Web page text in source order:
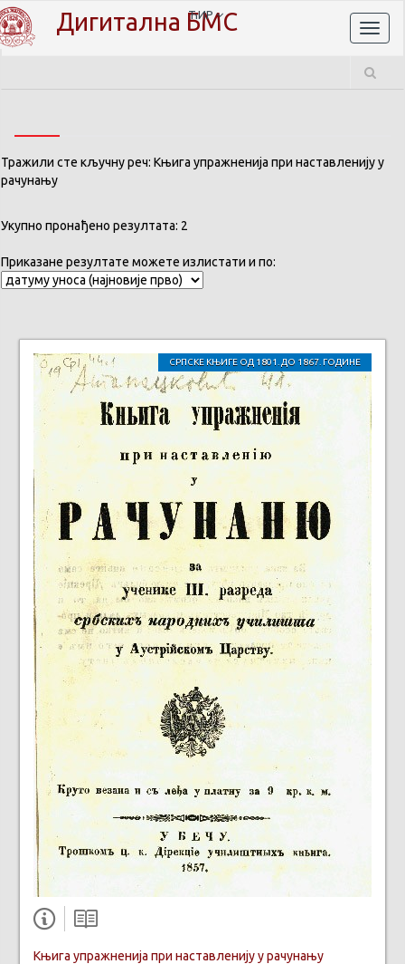
Дигитална БМС
ЋИР
Тражили сте кључну реч: Књига упражненија при наставленију у
рачунању
Укупно пронађено резултата: 2
Приказане резултате можете излистати и по:
СРПСКЕ КЊИГЕ ОД 1801. ДО 1867. ГОДИНЕ
Књига упражненија при наставленију у рачунању